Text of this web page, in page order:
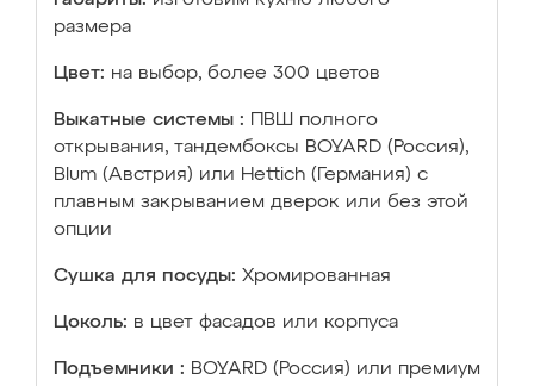
размера
Цвет: на выбор, более 300 цветов
Выкатные системы :
ПВШ полного
открывания, тандембоксы BOYARD (Россия),
Blum (Австрия) или Hettich (Германия) с
плавным закрыванием дверок или без этой
опции
Сушка для посуды: Хромированная
Цоколь: в цвет фасадов или корпуса
Подъемники : BOYARD (Россия) или премиум